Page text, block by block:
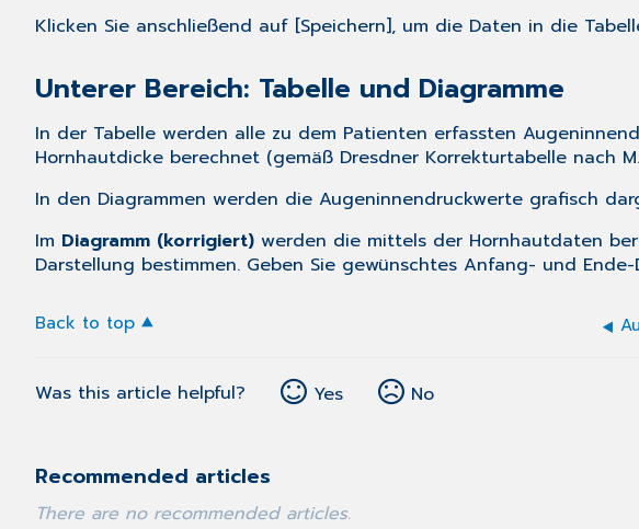
Klicken Sie anschließend auf [Speichern], um die Daten in die
Unterer Bereich: Tabelle und Diagramme
In der Tabelle werden alle zu dem Patienten erfassten
Hornhautdicke berechnet (gemäß Dresdner Korrekturtabelle nach
In den Diagrammen werden die Augeninnendruckwerte grafisch
Im Diagramm (korrigiert) werden die mittels der Hornhautdaten
Darstellung bestimmen. Geben Sie gewünschtes Anfang- und
Back to top
Was this article helpful? Yes No
Recommended articles
There are no recommended articles.